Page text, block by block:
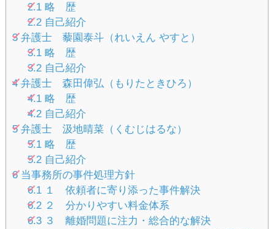
2.1 略 歴
2.2 自己紹介
3弁護士 藜園泰斗（れいえん やすと）
3.1 略 歴
3.2 自己紹介
4弁護士 森田偉弘（もりたときひろ）
4.1 略 歴
4.2 自己紹介
5弁護士 汲地晴菜（くむじはるな）
5.1 略 歴
5.2 自己紹介
6当事務所の事件処理方針
6.1 １ 依頼者に寄り添った事件解決
6.2 ２ 分かりやすい料金体系
6.3 ３ 離婚問題に注力・総合的な解決